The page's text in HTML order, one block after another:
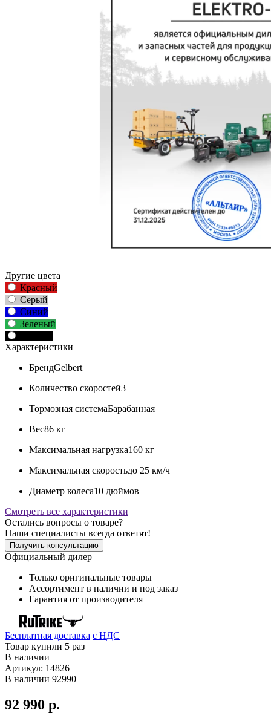
Другие цвета
Красный
Серый
Синий
Зеленый
Характеристики
БрендGelbert
Количество скоростей3
Тормозная системаБарабанная
Вес86 кг
Максимальная нагрузка160 кг
Максимальная скоростьдо 25 км/ч
Диаметр колеса10 дюймов
Смотреть все характеристики
Остались вопросы о товаре?
Наши специалисты всегда ответят!
Получить консультацию
Официальный дилер
Только оригинальные товары
Ассортимент в наличии и под заказ
Гарантия от производителя
Бесплатная доставка c НДС
Товар купили 5 раз
В наличии
Артикул: 14826
В наличии 92990
92 990 р.